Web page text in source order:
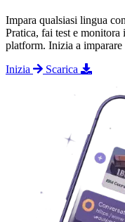
Impara qualsiasi lingua
Pratica, fai test e
platform. Inizia a imparare
Inizia
Scarica